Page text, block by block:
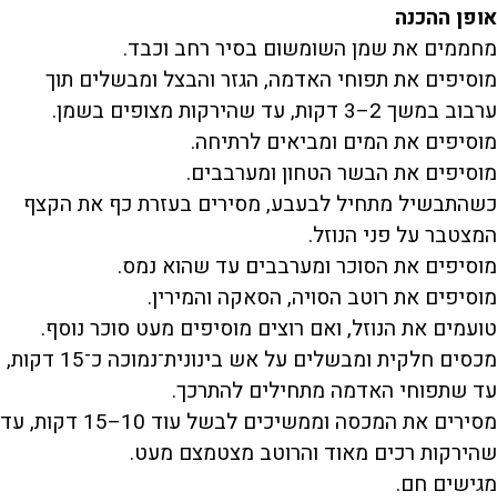
אופן ההכנה
מחממים את שמן השומשום בסיר רחב וכבד.
מוסיפים את תפוחי האדמה, הגזר והבצל ומבשלים תוך
ערבוב במשך 2–3 דקות, עד שהירקות מצופים בשמן.
מוסיפים את המים ומביאים לרתיחה.
מוסיפים את הבשר הטחון ומערבבים.
כשהתבשיל מתחיל לבעבע, מסירים בעזרת כף את הקצף
המצטבר על פני הנוזל.
מוסיפים את הסוכר ומערבבים עד שהוא נמס.
מוסיפים את רוטב הסויה, הסאקה והמירין.
טועמים את הנוזל, ואם רוצים מוסיפים מעט סוכר נוסף.
מכסים חלקית ומבשלים על אש בינונית־נמוכה כ־15 דקות,
עד שתפוחי האדמה מתחילים להתרכך.
מסירים את המכסה וממשיכים לבשל עוד 10–15 דקות, עד
שהירקות רכים מאוד והרוטב מצטמצם מעט.
מגישים חם.